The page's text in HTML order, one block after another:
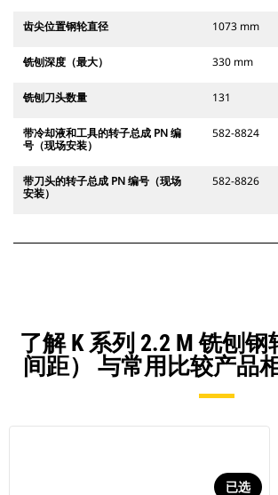
齿尖位置钢轮直径 1073 mm
铣刨深度（最大） 330 mm
铣刨刀头数量 131
带冷却液和工具的转子总成 PN 编
号（现场安装）
582-8824
带刀头的转子总成 PN 编号（现场
安装）
582-8826
了解 K 系列 2.2 M 铣刨钢
间距） 与常用比较产品
已选